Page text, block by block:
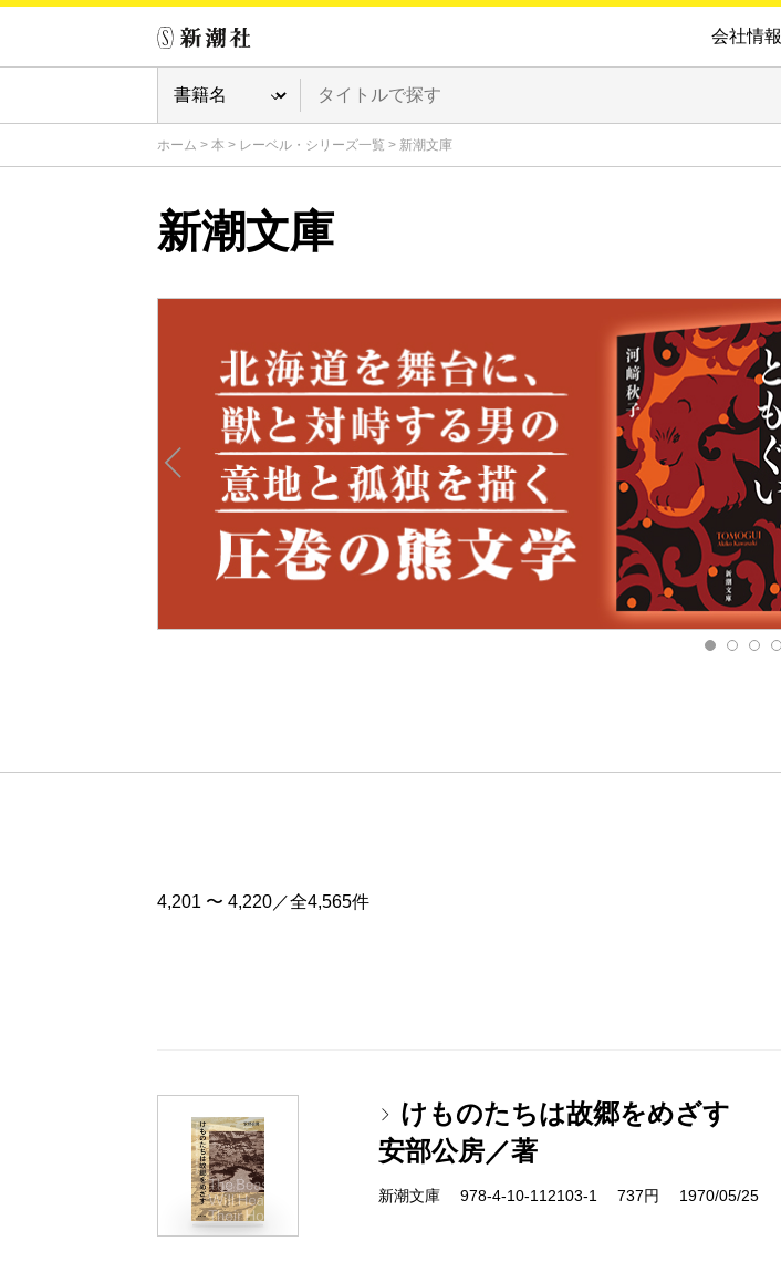
会社情報
ホーム > 本 > レーベル・シリーズ一覧 > 新潮文庫
新潮文庫
4,201 〜 4,220／全4,565件
けものたちは故郷をめざす
安部公房／著
新潮文庫 978-4-10-112103-1 737円 1970/05/25